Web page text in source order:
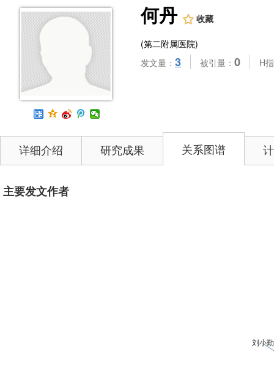
何丹 收藏
(第二附属医院)
发文量： 3 被引量： 0 H
详细介绍 研究成果 关系图谱